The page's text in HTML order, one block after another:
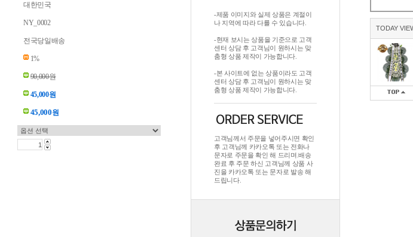
TODAY
대한민국
NY_0002
전국당일배송
1%
90,000원
45,000원
45,000원
-제품 이미지와 실제 상품은 계절이
나 지역에 따라 다를 수 있습니다.
-현재 보시는 상품을 기준으로 고객
센터 상담 후 고객님이 원하시는 맞
춤형 상품 제작이 가능합니다.
-본 사이트에 없는 상품이라도 고객
센터 상담 후 고객님이 원하시는 맞
춤형 상품 제작이 가능합니다.
고객님께서 주문을 넣어주시면 확인
후 고객님께 카카오톡 또는 전화나
문자로 주문을 확인 해 드리며.배송
완료 후 주문 하신 고객님께 상품 사
진을 카카오톡 또는 문자로 발송 해
드립니다.